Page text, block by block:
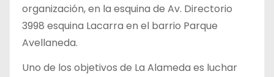
organización, en la esquina de Av. Directorio
3998 esquina Lacarra en el barrio Parque
Avellaneda.
Uno de los objetivos de La Alameda es luchar